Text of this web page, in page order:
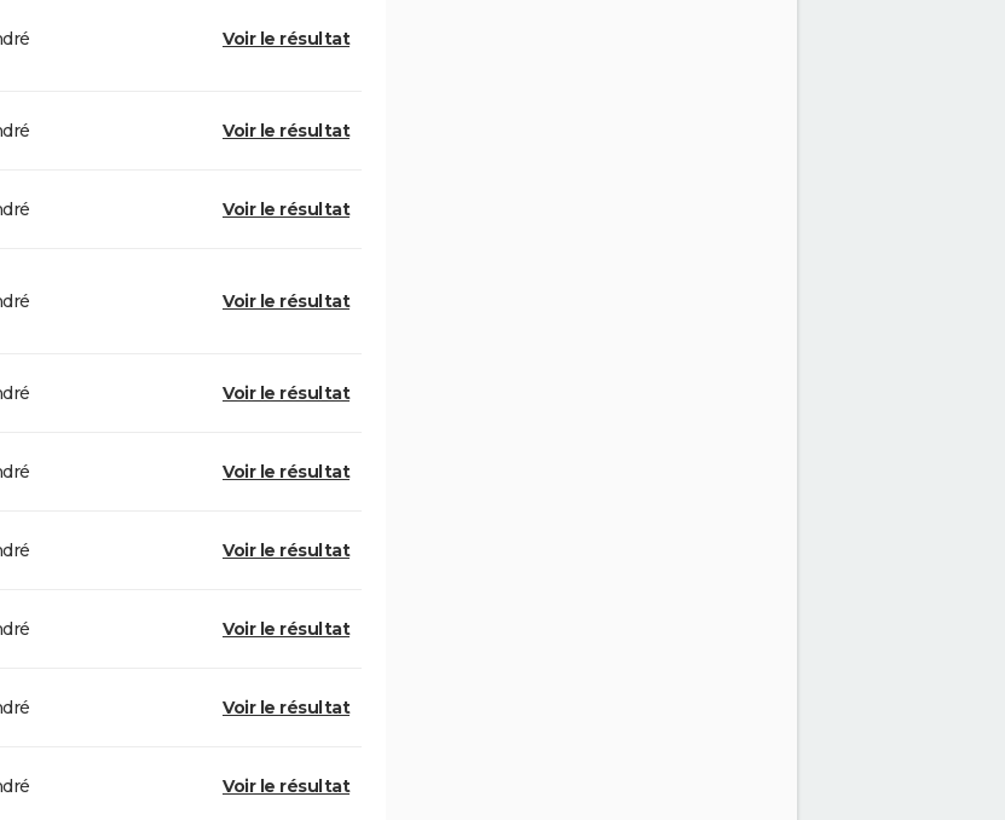
Voir le résultat
Voir le résultat
Voir le résultat
Voir le résultat
Voir le résultat
Voir le résultat
Voir le résultat
Voir le résultat
Voir le résultat
Voir le résultat